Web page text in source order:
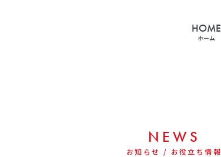
HOME
ホーム
NEWS
お知らせ / お役立ち情報